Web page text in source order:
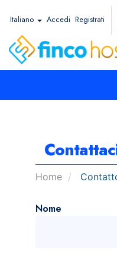
Italiano Accedi Registrati
Home
Nome